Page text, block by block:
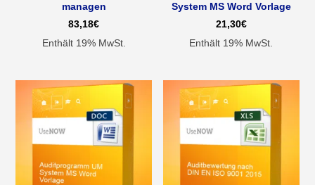
managen
83,18€
Enthält 19% MwSt.
System MS Word Vorlage
21,30€
Enthält 19% MwSt.